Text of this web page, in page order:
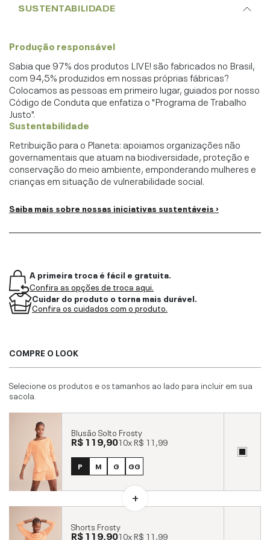
SUSTENTABILIDADE
Produção responsável
Sabia que 97% dos produtos LIVE! são fabricados no Brasil,
com 94,5% produzidos em nossas próprias fábricas?
Colocamos as pessoas em primeiro lugar, guiados por nosso
Código de Conduta que enfatiza o "Programa de Trabalho
Justo".
Sustentabilidade
Retribuição para o Planeta: apoiamos organizações não
governamentais que atuam na biodiversidade, proteção e
conservação do meio ambiente, emponderando mulheres e
crianças em situação de vulnerabilidade social.
Saiba mais sobre nossas iniciativas sustentáveis ›
A primeira troca é fácil e gratuita.
Confira as opções de troca aqui.
Cuidar do produto o torna mais durável.
Confira os cuidados com o produto.
COMPRE O LOOK
Selecione os produtos e os tamanhos ao lado para incluir em sua
sacola.
Blusão Solto Frosty
R$ 119,9010xR$ 11,99
P M G GG
Shorts Frosty
R$ 119,9010xR$ 11,99